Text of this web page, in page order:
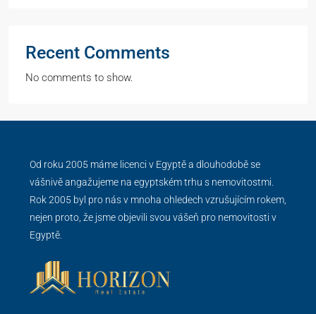
Recent Comments
No comments to show.
Od roku 2005 máme licenci v Egyptě a dlouhodobě se
vášnivě angažujeme na egyptském trhu s nemovitostmi.
Rok 2005 byl pro nás v mnoha ohledech vzrušujícím rokem,
nejen proto, že jsme objevili svou vášeň pro nemovitosti v
Egyptě.